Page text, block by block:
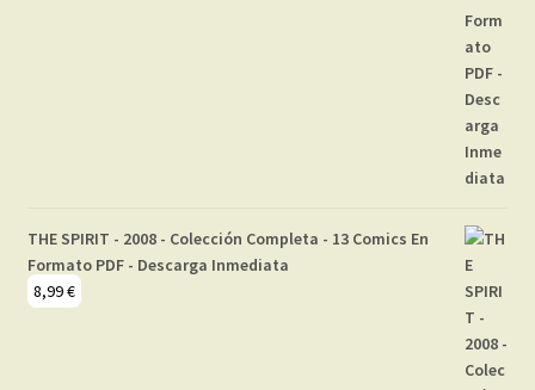
THE SPIRIT - 2008 - Colección Completa - 13 Comics En
Formato PDF - Descarga Inmediata
8,99€